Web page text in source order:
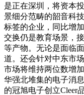
是正在深圳，将资本
景细分范畴的韶音科
标签的企业，同比增
交换仍是教育场景，
等产物。无论是面临
道。还会针对中东市
市场将维持两位数增
华强北堆集的电子消
的冠旭电子创立Cleer